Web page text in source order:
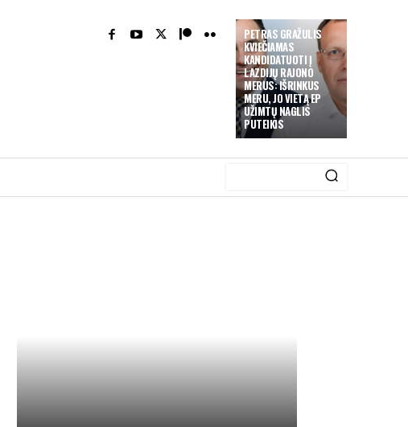
PETRAS GRAŽULIS
KVIEČIAMAS
KANDIDATUOTI Į
LAZDIJŲ RAJONO
MERUS: IŠRINKUS
MERU, JO VIETĄ EP
UŽIMTŲ NAGLIS
PUTEIKIS